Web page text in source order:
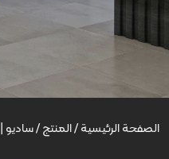
الصفحة الرئيسية/المنتج/سادیو | Sadio | 30 × 90